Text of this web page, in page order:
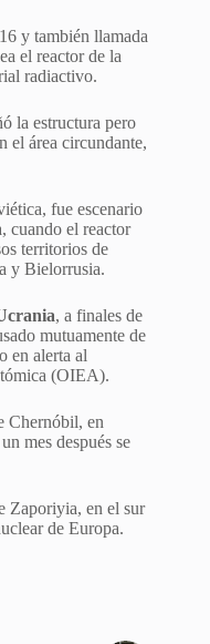
y también llamada
el reactor de la
radiactivo.
la estructura pero
el área circundante,
fue escenario
cuando el reactor
territorios de
y Bielorrusia.
, a finales de
mutuamente de
en alerta al
(OIEA).
Chernóbil, en
mes después se
Zaporiyia, en el sur
de Europa.